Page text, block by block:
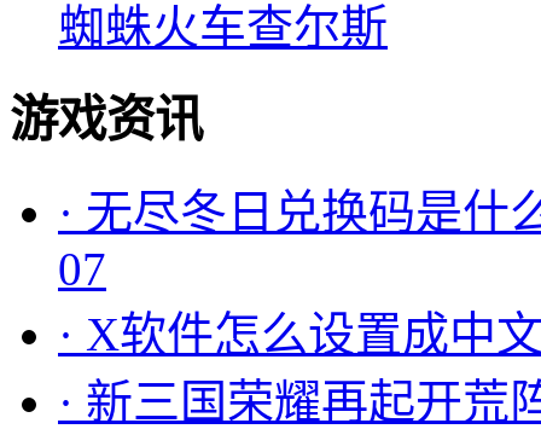
蜘蛛火车查尔斯
游戏资讯
· 无尽冬日兑换码是什
07
· X软件怎么设置成中
· 新三国荣耀再起开荒